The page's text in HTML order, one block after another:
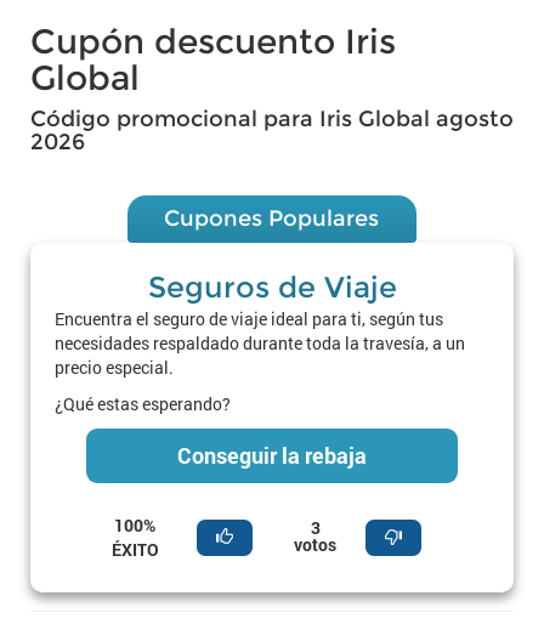
Cupón descuento Iris
Global
Código promocional para Iris Global agosto
2026
Cupones Populares
Seguros de Viaje
Encuentra el seguro de viaje ideal para ti, según tus
necesidades respaldado durante toda la travesía, a un
precio especial.
¿Qué estas esperando?
Conseguir la rebaja
100%
ÉXITO
3
votos